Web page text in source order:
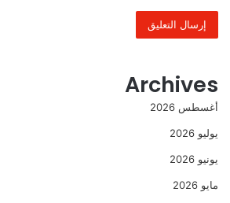
Archives
أغسطس 2026
يوليو 2026
يونيو 2026
مايو 2026